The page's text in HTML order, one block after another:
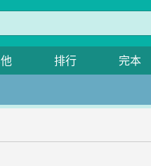
排行 完本